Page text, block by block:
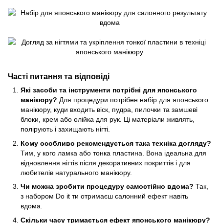
Часті питання та відповіді
Які засоби та інструменти потрібні для японського
манікюру? Для процедури потрібен набір для японського
манікюру, куди входить віск, пудра, пилочки та замшеві
блоки, крем або олійка для рук. Ці матеріали живлять,
полірують і захищають нігті.
Кому особливо рекомендується така техніка догляду?
Тим, у кого ламка або тонка пластина. Вона ідеальна для
відновлення нігтів після декоративних покриттів і для
любителів натурального манікюру.
Чи можна зробити процедуру самостійно вдома? Так,
з набором Do it ти отримаєш салонний ефект навіть
вдома.
Скільки часу тримається ефект японського манікюру?